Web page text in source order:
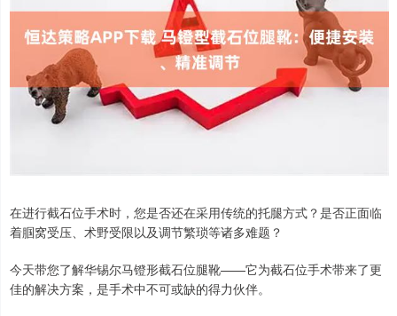
在进行截石位手术时，您是否还在采用传统的托腿方式？是否正面临
着腘窝受压、术野受限以及调节繁琐等诸多难题？
今天带您了解华锡尔马镫形截石位腿靴——它为截石位手术带来了更
佳的解决方案，是手术中不可或缺的得力伙伴。